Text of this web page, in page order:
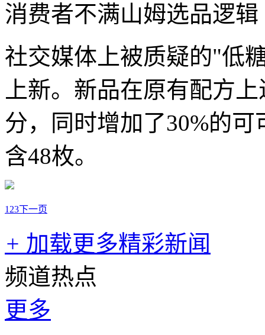
消费者不满山姆选品逻辑
社交媒体上被质疑的"低
上新。新品在原有配方
分，同时增加了30%的
含48枚。
1 23下一页
+ 加载更多精彩新闻
频道热点
更多